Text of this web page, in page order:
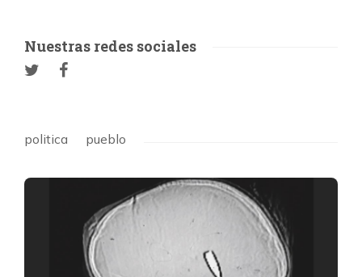
Nuestras redes sociales
politica pueblo